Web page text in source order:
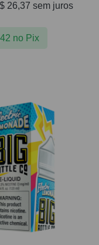
26,37 sem juros
no Pix